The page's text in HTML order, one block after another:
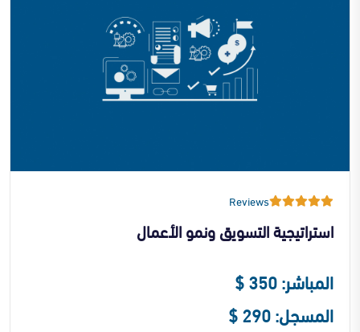
Reviews
استراتيجية التسويق ونمو الأعمال
المباشر: 350 $
المسجل: 290 $